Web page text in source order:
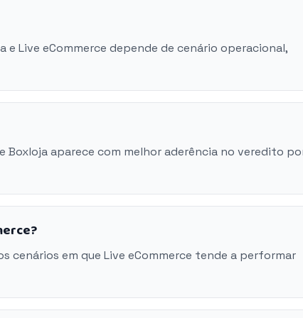
Live eCommerce depende de cenário operacional,
Boxloja aparece com melhor aderência no veredito
cenários em que Live eCommerce tende a performar